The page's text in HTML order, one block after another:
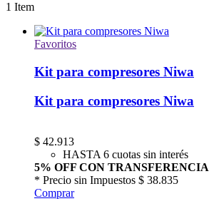
1 Item
Favoritos
Kit para compresores Niwa
Kit para compresores Niwa
$ 42.913
HASTA 6 cuotas sin interés
5% OFF CON TRANSFERENCIA
* Precio sin Impuestos $ 38.835
Comprar